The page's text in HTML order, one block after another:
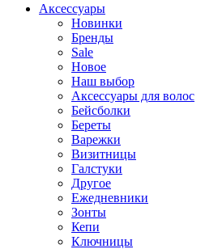
Аксессуары
Новинки
Бренды
Sale
Новое
Наш выбор
Аксессуары для волос
Бейсболки
Береты
Варежки
Визитницы
Галстуки
Другое
Ежедневники
Зонты
Кепи
Ключницы